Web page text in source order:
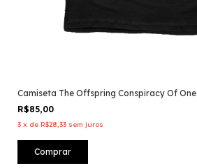
Camiseta The Offspring Conspiracy Of One
R$85,00
3 x de R$28,33 sem juros
Comprar